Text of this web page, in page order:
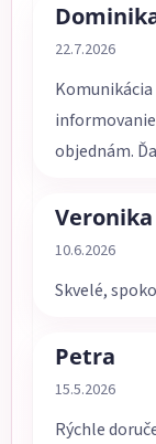
Hodnotenie
22.7.2026
objednám.
Veronika
Hodnotenie
10.6.2026
Skvelé,
Petra
Hodnotenie
15.5.2026
Rýchle